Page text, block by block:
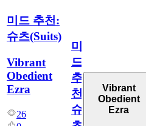
미드 추천:
슈츠(Suits)
Vibrant
Obedient
Ezra
26
미
드
추
천:
슈
Vibrant
Obedient
Ezra